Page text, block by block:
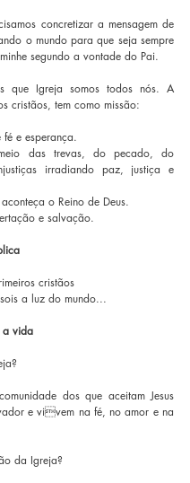
concretizar a mensagem de
o mundo para que seja sempre
segundo a vontade do Pai.
que Igreja somos todos nós. A
cristãos, tem como missão:
e esperança.
das trevas, do pecado, do
irradiando paz, justiça e
o Reino de Deus.
e salvação.
cristãos
a luz do mundo...
a vida
dos que aceitam Jesus
e vivem na fé, no amor e na
da Igreja?